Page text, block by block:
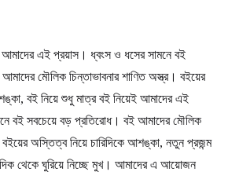
আমাদের এই প্রয়াস। ধ্বংস ও ধসের সামনে বই
মৌলিক চিন্তাভাবনার শাণিত অস্ত্র। বইয়ের
বই নিয়ে শুধু মাত্র বই নিয়েই আমাদের এই
বই সবচেয়ে বড় প্রতিরোধ। বই আমাদের মৌলিক
বইয়ের অস্তিত্ব নিয়ে চারিদিকে আশঙ্কা, নতুন প্রজন্ম
থেকে ঘুরিয়ে নিচ্ছে মুখ। আমাদের এ আয়োজন